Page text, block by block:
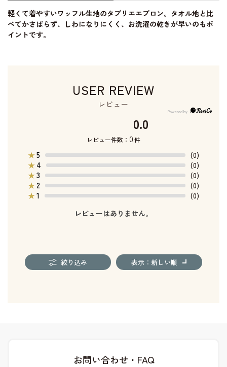
軽くて着やすいワッフル生地のタブリエエプロン。タオル地と比
べてかさばらず、しわになりにくく、お洗濯の乾きが早いのもポ
イントです。
USER REVIEW
レビュー
0.0
レビュー件数： 0件
★5
(0)
★ 4
(0)
★3
(0)
★2
(0)
★1
(0)
レビューはありません。
絞り込み 表示：新しい順
お問い合わせ・FAQ